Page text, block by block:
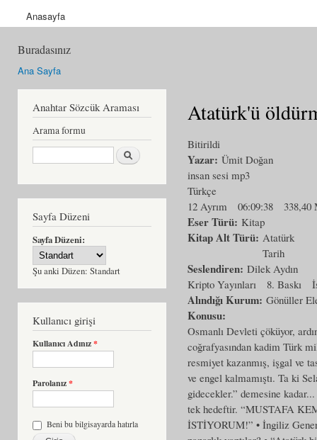
Anasayfa
Buradasınız
Ana Sayfa
Anahtar Sözcük Araması
Arama formu
Ara
Sayfa Düzeni
Sayfa Düzeni:
Şu anki Düzen: Standart
Kullanıcı girişi
Kullanıcı Adınız*
Parolanız*
Beni bu bilgisayarda hatırla
Atatürk'ü
Bitirildi
Yazar: Ümit Doğan
insan sesi mp3
Türkçe
12 Ayrım
06:09:38 338,40
Eser Türü: Kitap
Kitap Alt Türü: Atatürk
Tarih
Seslendiren: Dilek Aydın
Kripto Yayınları
8. Baskı
Alındığı Kurum: Gönüller
Konusu:
Osmanlı Devleti çöküyor,
coğrafyasından kadim Türk
resmiyet kazanmış, işgal ve
ve engel kalmamıştı. Ta ki
gidecekler.” demesine
tek hedeftir. “MUSTAFA
İSTİYORUM!” • İngiliz